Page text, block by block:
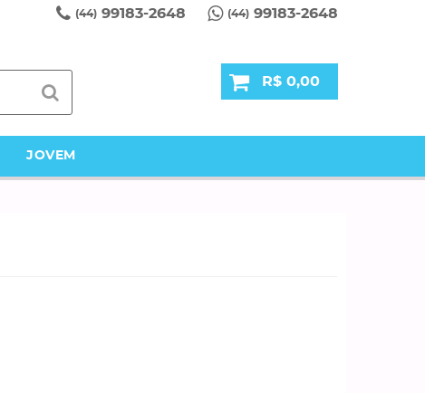
(44)99183-2648 (44)99183-2648
R$ 0,00
JOVEM